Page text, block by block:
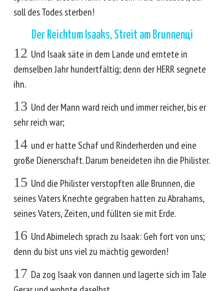
soll des Todes sterben!
Der Reichtum Isaaks, Streit am Brunnenці
12 Und Isaak säte in dem Lande und erntete in
demselben Jahr hundertfältig; denn der HERR segnete
ihn.
13 Und der Mann ward reich und immer reicher, bis er
sehr reich war;
14 und er hatte Schaf und Rinderherden und eine
große Dienerschaft. Darum beneideten ihn die Philister.
15 Und die Philister verstopften alle Brunnen, die
seines Vaters Knechte gegraben hatten zu Abrahams,
seines Vaters, Zeiten, und füllten sie mit Erde.
16 Und Abimelech sprach zu Isaak: Geh fort von uns;
denn du bist uns viel zu mächtig geworden!
17 Da zog Isaak von dannen und lagerte sich im Tale